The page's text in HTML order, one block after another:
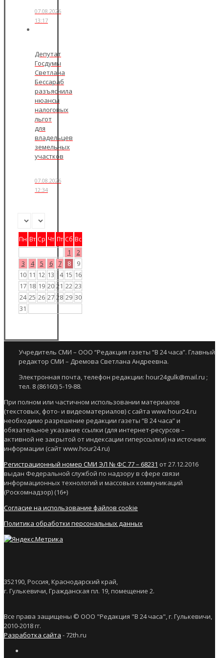
07.08.2026
13:17
Депутат
Госдумы
Светлана
Бессараб
разъяснила
нюансы
налоговых
льгот
для
владельцев
земельных
участков
07.08.2026
12:34
Пн Вт Ср Чт Пт Сб Вс
1
2
3
4 5 6 7 8
9
10 11 12 13 14 15 16
17 18 19 20 21 22 23
24 25 26 27 28 29 30
31
Учредитель СМИ – ООО “Редакция газеты “В 24 часа”. Главный
редактор СМИ – Дремова Светлана Андреевна.
Электронная почта, телефон редакции: hour24gulk@mail.ru ;
тел. 8 (86160) 5-19-88.
При полном или частичном использовании материалов
(текстовых, фото- и видеоматериалов) с сайта www.hour24.ru
необходимо разрешение редакции газеты “В 24 часа” и
обязательное указание ссылки (для интернет-ресурсов –
активной не закрытой от индексации гиперссылки) на источник
информации (сайт www.hour24.ru)
Регистрационный номер СМИ ЭЛ № ФС 77 – 68231 от 27.12.2016
выдан Федеральной службой по надзору в сфере связи
информационных технологий и массовых коммуникаций
(Роскомнадзор) (16+)
Согласие на использование файлов cookie
Политика обработки персональных данных
352190, Россия, Краснодарский край,
г. Гулькевичи, Гражданская пл. 19, помещение 2.
Все права защищены © ООО "Редакция "В 24 часа", г. Гулькевичи,
2010-2018 гг.
Разработка сайта - 72th.ru